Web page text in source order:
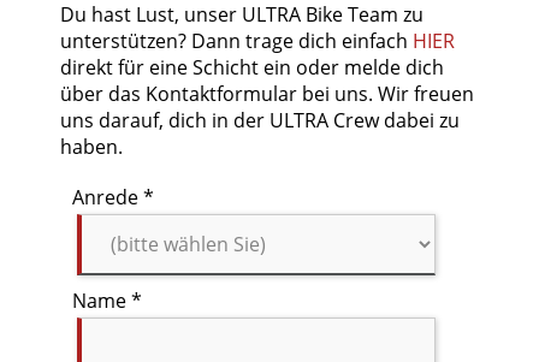
Du hast Lust, unser ULTRA Bike Team zu
unterstützen? Dann trage dich einfach HIER
direkt für eine Schicht ein oder melde dich
über das Kontaktformular bei uns. Wir freuen
uns darauf, dich in der ULTRA Crew dabei zu
haben.
Anrede *
Name *